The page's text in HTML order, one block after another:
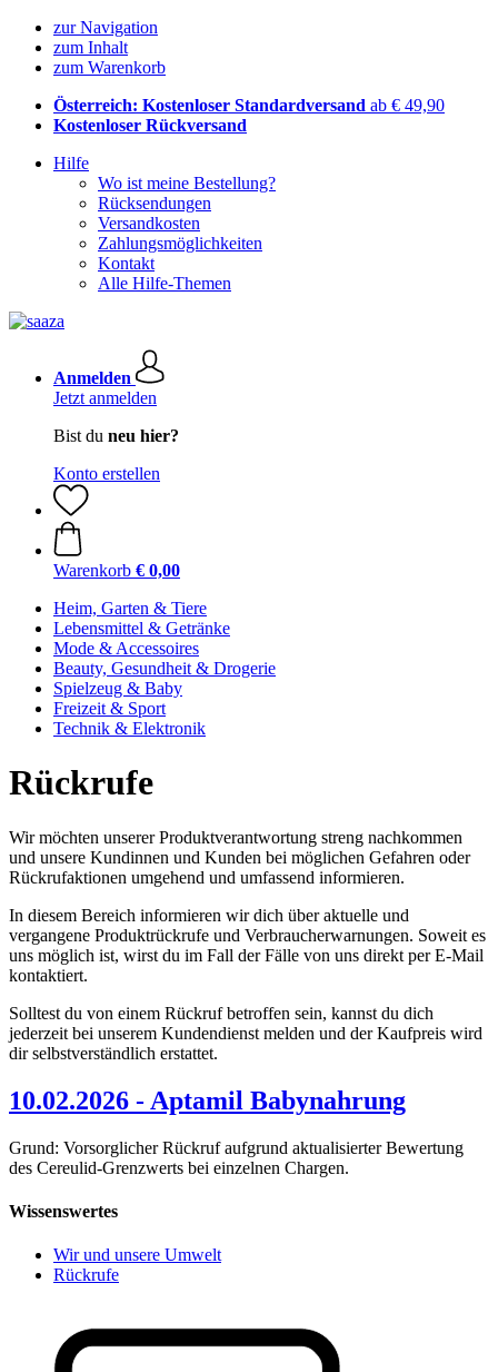
zur Navigation
zum Inhalt
zum Warenkorb
Österreich: Kostenloser Standardversand ab € 49,90
Kostenloser Rückversand
Hilfe
Wo ist meine Bestellung?
Rücksendungen
Versandkosten
Zahlungsmöglichkeiten
Kontakt
Alle Hilfe-Themen
Anmelden
Jetzt anmelden
Bist du neu hier?
Konto erstellen
Warenkorb € 0,00
Heim, Garten & Tiere
Lebensmittel & Getränke
Mode & Accessoires
Beauty, Gesundheit & Drogerie
Spielzeug & Baby
Freizeit & Sport
Technik & Elektronik
Rückrufe
Wir möchten unserer Produktverantwortung streng nachkommen
und unsere Kundinnen und Kunden bei möglichen Gefahren oder
Rückrufaktionen umgehend und umfassend informieren.
In diesem Bereich informieren wir dich über aktuelle und
vergangene Produktrückrufe und Verbraucherwarnungen. Soweit es
uns möglich ist, wirst du im Fall der Fälle von uns direkt per E-Mail
kontaktiert.
Solltest du von einem Rückruf betroffen sein, kannst du dich
jederzeit bei unserem Kundendienst melden und der Kaufpreis wird
dir selbstverständlich erstattet.
10.02.2026 - Aptamil Babynahrung
Grund: Vorsorglicher Rückruf aufgrund aktualisierter Bewertung
des Cereulid-Grenzwerts bei einzelnen Chargen.
Wissenswertes
Wir und unsere Umwelt
Rückrufe